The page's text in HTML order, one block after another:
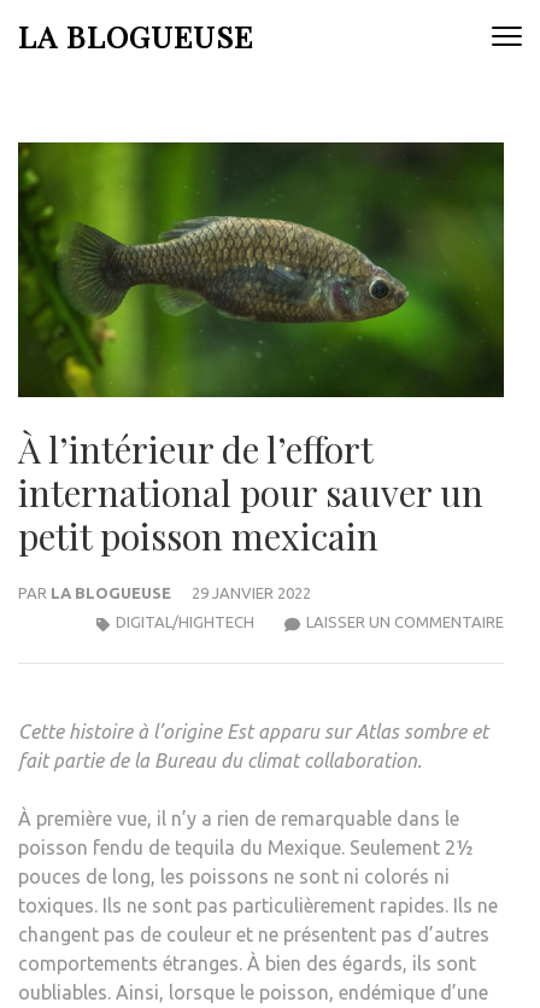
auLA BLOGUEUSE
À l’intérieur de l’effort
international pour sauver un
petit poisson mexicain
PAR LA BLOGUEUSE
29 JANVIER 2022
LAISSER UN COMMENTAIREÀ
DIGITAL/HIGHTECH
Cette histoire à l’origineEst apparu sur Atlas sombre et
fait partie de la Bureau du climat collaboration.
À première vue, il n’y a rien de remarquable dans le
poisson fendu de tequila du Mexique. Seulement 2½
pouces de long, les poissons ne sont ni colorés ni
toxiques. Ils ne sont pas particulièrement rapides. Ils ne
changent pas de couleur et ne présentent pas d’autres
comportements étranges. À bien des égards, ils sont
oubliables. Ainsi, lorsque le poisson, endémique d’une